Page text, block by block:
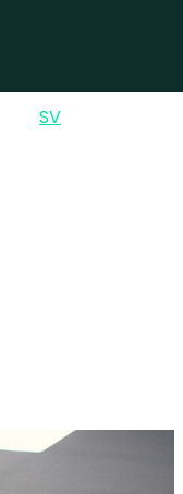
GLISH
SVENSKA